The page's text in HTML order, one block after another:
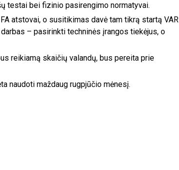
testai bei fizinio pasirengimo normatyvai.
atstovai, o susitikimas davė tam tikrą startą VAR
– pasirinkti techninės įrangos tiekėjus, o
reikiamą skaičių valandų, bus pereita prie
naudoti maždaug rugpjūčio mėnesį.